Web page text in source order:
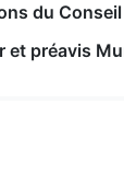
du
et préavis